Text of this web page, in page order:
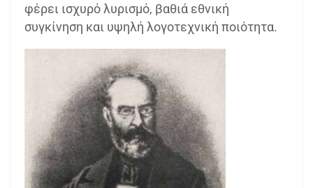
φέρει ισχυρό λυρισμό, βαθιά εθνική
συγκίνηση και υψηλή λογοτεχνική ποιότητα.